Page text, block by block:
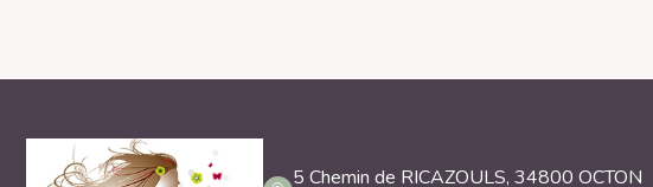
5 Chemin de RICAZOULS, 34800 OCTON